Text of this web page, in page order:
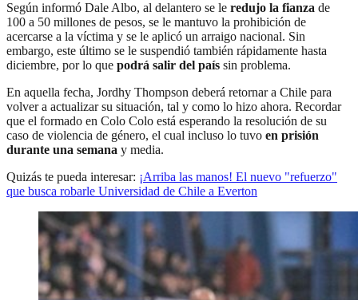
Según informó Dale Albo, al delantero se le redujo la fianza de
100 a 50 millones de pesos, se le mantuvo la prohibición de
acercarse a la víctima y se le aplicó un arraigo nacional. Sin
embargo, este último se le suspendió también rápidamente hasta
diciembre, por lo que podrá salir del país sin problema.
En aquella fecha, Jordhy Thompson deberá retornar a Chile para
volver a actualizar su situación, tal y como lo hizo ahora. Recordar
que el formado en Colo Colo está esperando la resolución de su
caso de violencia de género, el cual incluso lo tuvo en prisión
durante una semana y media.
Quizás te pueda interesar: ¡Arriba las manos! El nuevo "refuerzo"
que busca robarle Universidad de Chile a Everton